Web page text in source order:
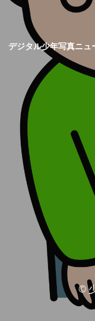
デジタル少年写真ニ
©